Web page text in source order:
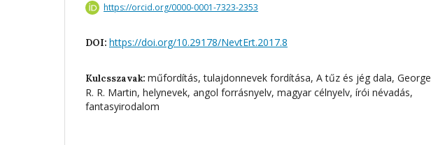
https://orcid.org/0000-0001-7323-2353
DOI: https://doi.org/10.29178/NevtErt.2017.8
Kulcsszavak: műfordítás, tulajdonnevek fordítása, A tűz és jég dala, George
R. R. Martin, helynevek, angol forrásnyelv, magyar célnyelv, írói névadás,
fantasyirodalom